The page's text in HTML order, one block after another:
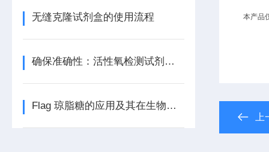
无缝克隆试剂盒的使用流程
确保准确性：活性氧检测试剂盒的使用注意事项
Flag 琼脂糖的应用及其在生物学中的重要性
本产品